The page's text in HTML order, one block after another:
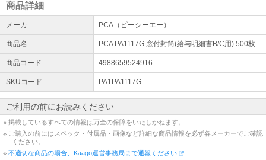
承ることができません。メールにてご連絡いただきますようお願い
致します
商品詳細
メーカ PCA（ピーシーエー）
商品名 PCA PA1117G 窓付封筒(給与明細書B/C用) 500枚
商品コード 4988659524916
SKUコード PA1PA1117G
ご利用の前にお読みください
※ 掲載しているすべての情報は万全の保障をいたしかねます。
※ ご購入の前にはスペック・付属品・画像など詳細な商品情報を必ず各メーカーでご確認
ください。
※ 不適切な商品の場合、Kaago運営事務局まで通報ください